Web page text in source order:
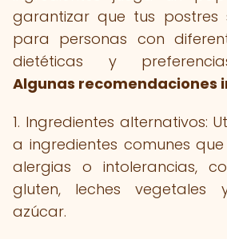
garantizar que tus postres
para personas con
dietéticas y
Algunas recomendaciones
1. Ingredientes alternativos:
a ingredientes comunes
alergias o intolerancias,
gluten, leches vegetales
azúcar.